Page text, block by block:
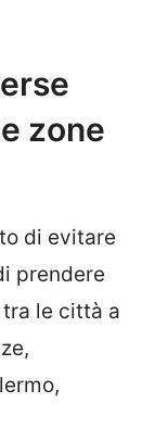
zone
di evitare
prendere
le città a